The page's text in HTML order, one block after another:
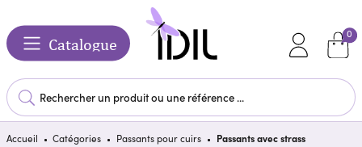
Catalogue
0
Accueil Catégories Passants pour cuirs Passants avec strass